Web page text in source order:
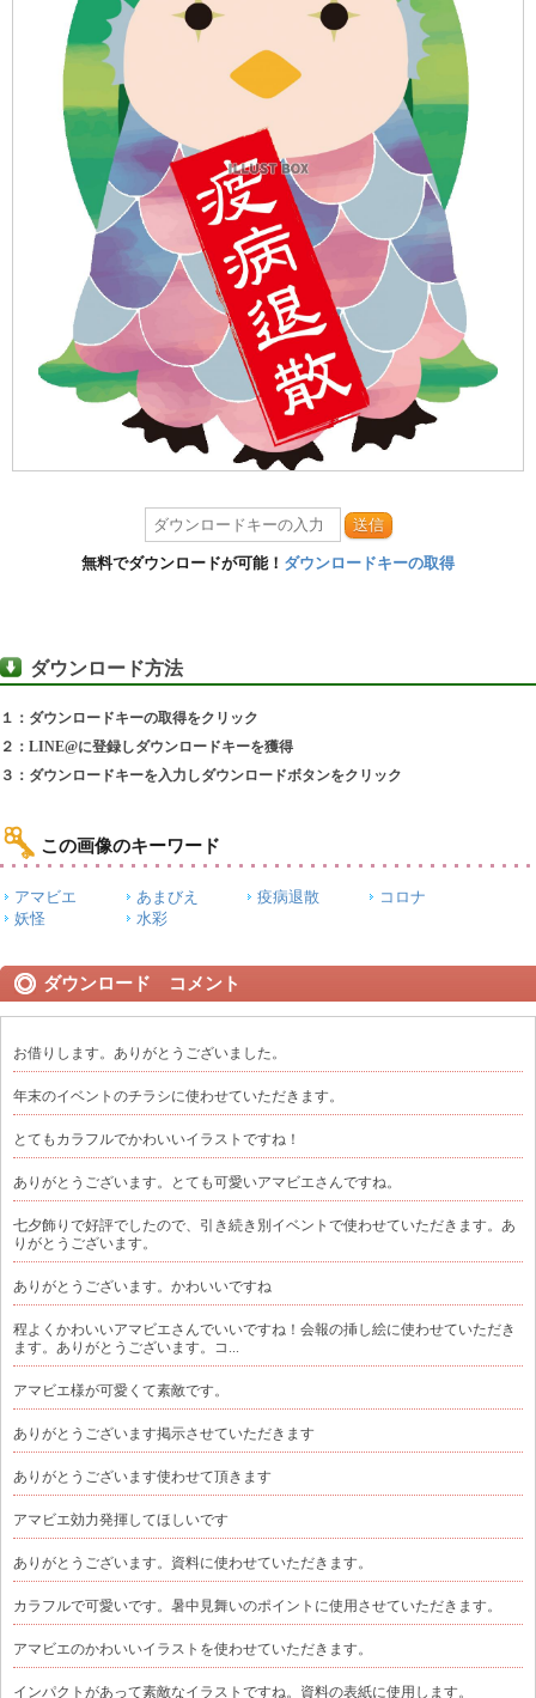
送信
無料でダウンロードが可能！ ダウンロードキーの取得
ダウンロード方法
１：ダウンロードキーの取得をクリック
２：LINE@に登録しダウンロードキーを獲得
３：ダウンロードキーを入力しダウンロードボタンをクリック
この画像のキーワード
アマビエ あまびえ 疫病退散
コロナ
妖怪
水彩
ダウンロード コメント
お借りします。ありがとうございました。
年末のイベントのチラシに使わせていただきます。
とてもカラフルでかわいいイラストですね！
ありがとうございます。とても可愛いアマビエさんですね。
七夕飾りで好評でしたので、引き続き別イベントで使わせていただきます。あ
りがとうございます。
ありがとうございます。かわいいですね
程よくかわいいアマビエさんでいいですね！会報の挿し絵に使わせていただき
ます。ありがとうございます。コ...
アマビエ様が可愛くて素敵です。
ありがとうございます掲示させていただきます
ありがとうございます使わせて頂きます
アマビエ効力発揮してほしいです
ありがとうございます。資料に使わせていただきます。
カラフルで可愛いです。暑中見舞いのポイントに使用させていただきます。
アマビエのかわいいイラストを使わせていただきます。
インパクトがあって素敵なイラストですね。資料の表紙に使用します。